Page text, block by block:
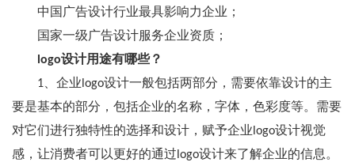
中国广告设计行业最具影响力企业；
国家一级广告设计服务企业资质；
logo设计用途有哪些？
1、企业logo设计一般包括两部分，需要依靠设计的主
要是基本的部分，包括企业的名称，字体，色彩度等。需要
对它们进行独特性的选择和设计，赋予企业logo设计视觉
感，让消费者可以更好的通过logo设计来了解企业的信息。